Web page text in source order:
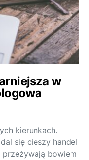
w
kierunkach.
się cieszy handel
przeżywają bowiem